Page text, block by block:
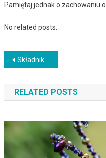
Pamiętaj jednak o zachowaniu
No related posts.
Nawigacja
wpisu
Składniki kremów: co musisz wiedzieć o ich działaniu?
RELATED POSTS